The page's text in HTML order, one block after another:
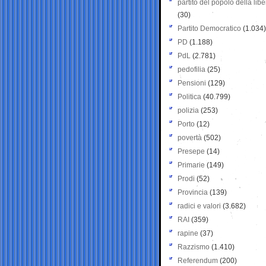
partito del popolo della
(30)
Partito Democratico (1.034)
PD (1.188)
PdL (2.781)
pedofilia (25)
Pensioni (129)
Politica (40.799)
polizia (253)
Porto (12)
povertà (502)
Presepe (14)
Primarie (149)
Prodi (52)
Provincia (139)
radici e valori (3.682)
RAI (359)
rapine (37)
Razzismo (1.410)
Referendum (200)